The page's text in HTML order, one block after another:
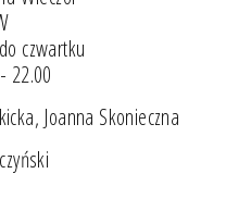
czwartku
22.00
Joanna Skonieczna